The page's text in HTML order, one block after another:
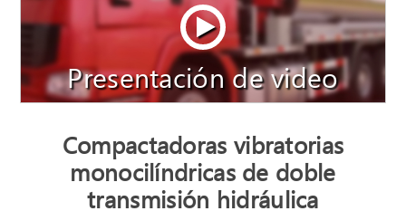
Presentación de video
Compactadoras vibratorias
monocilíndricas de doble
transmisión hidráulica